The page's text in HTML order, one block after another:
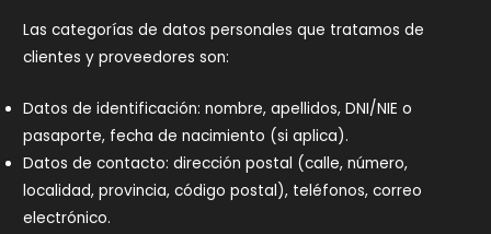
Las categorías de datos personales que tratamos de
clientes y proveedores son:
Datos de identificación: nombre, apellidos, DNI/NIE o
pasaporte, fecha de nacimiento (si aplica).
Datos de contacto: dirección postal (calle, número,
localidad, provincia, código postal), teléfonos, correo
electrónico.